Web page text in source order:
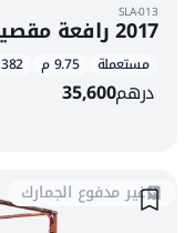
SLA-013
2017 رافعة مقصية كهربائية جي إل جي 2646ES
مستعملة 9.75 م 382 س
درهم35,600
غير مدفوع الجمارك